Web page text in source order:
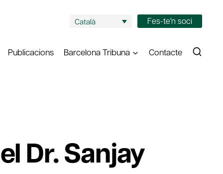
Català Fes-te'n soci
Publicacions Barcelona Tribuna Contacte
Dr. Sanjay